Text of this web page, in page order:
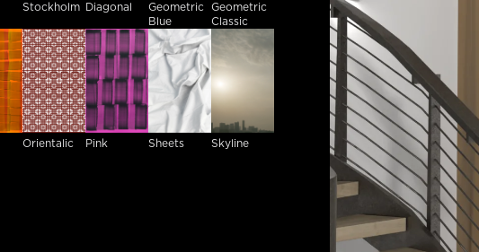
Stockholm Diagonal
Geometric
Blue
Geometric
Classic
Orientalic Pink Sheets Skyline